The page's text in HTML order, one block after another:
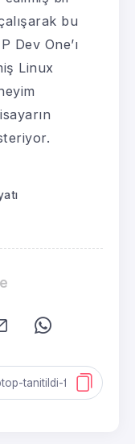
bu
Dev One’ı
Linux